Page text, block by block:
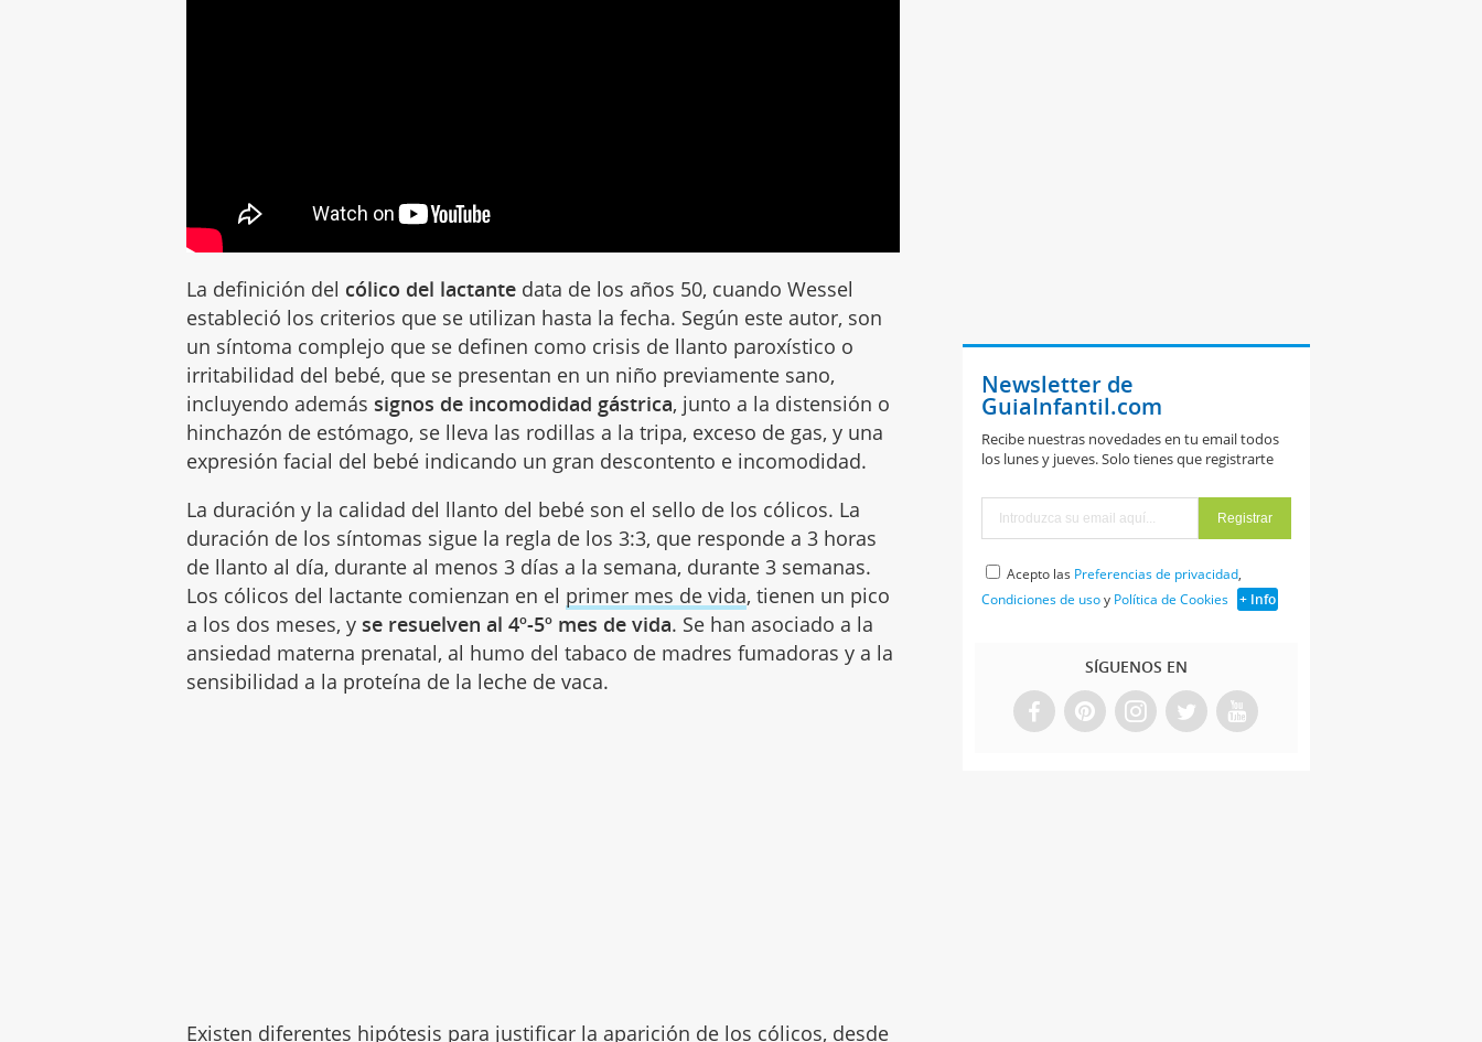
La definición del cólico del lactante data de los años 50, cuando Wessel
estableció los criterios que se utilizan hasta la fecha. Según este autor, son
un síntoma complejo que se definen como crisis de llanto paroxístico o
irritabilidad del bebé, que se presentan en un niño previamente sano,
incluyendo ademássignos de incomodidad gástrica, junto a la distensión o
hinchazón de estómago, se lleva las rodillas a la tripa, exceso de gas, y una
expresión facial del bebé indicando un gran descontento e incomodidad.
La duración y la calidad del llanto del bebé son el sello de los cólicos. La
duración de los síntomas sigue la regla de los 3:3, que responde a 3 horas
de llanto al día, durante al menos 3 días a la semana, durante 3 semanas.
Los cólicos del lactante comienzan en el primer mes de vida, tienen un pico
a los dos meses, yse resuelven al 4º-5º mes de vida. Se han asociado a la
ansiedad materna prenatal, al humo del tabaco de madres fumadoras y a la
sensibilidad a la proteína de la leche de vaca.
Existen diferentes hipótesis para justificar la aparición de los cólicos, desde
Newsletter de
GuiaInfantil.com
Recibe nuestras novedades en tu email todos
los lunes y jueves. Solo tienes que registrarte
Acepto las Preferencias de privacidad,
Condiciones de usoy Política de Cookies + Info
SÍGUENOS EN